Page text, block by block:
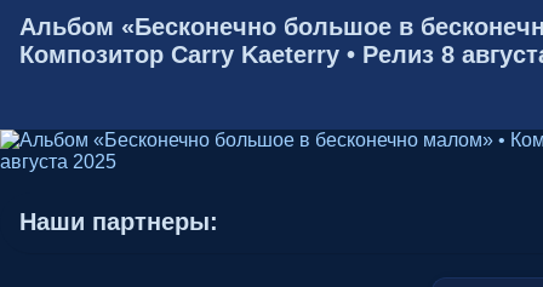
Альбом «Бесконечно большое в
Композитор Carry Kaeterry • Релиз 8
Наши партнеры: